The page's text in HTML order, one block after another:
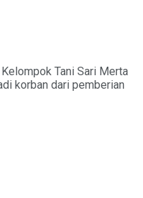
Tani Sari Merta
korban dari pemberian